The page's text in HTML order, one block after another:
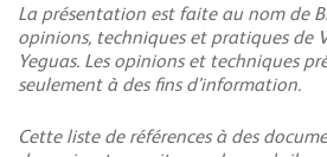
La présentation est faite au nom de
opinions, techniques et pratiques de
Yeguas. Les opinions et techniques
seulement à des fins d’information.
Cette liste de références à des